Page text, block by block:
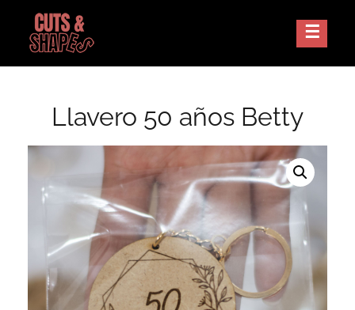
content
Llavero 50 años Betty